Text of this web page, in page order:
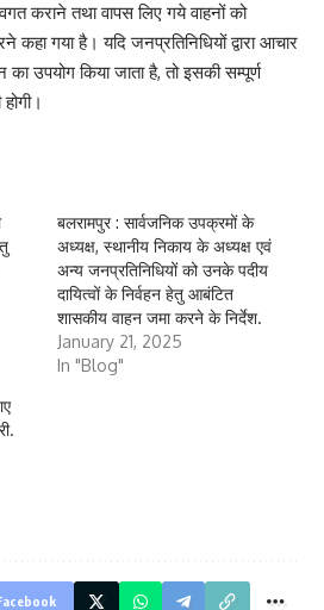
कराने तथा वापस लिए गये वाहनों को
कहा गया है। यदि जनप्रतिनिधियों द्वारा आचार
का उपयोग किया जाता है, तो इसकी सम्पूर्ण
बलरामपुर : सार्वजनिक उपक्रमों के
अध्यक्ष, स्थानीय निकाय के अध्यक्ष एवं
अन्य जनप्रतिनिधियों को उनके पदीय
दायित्वों के निर्वहन हेतु आबंटित
शासकीय वाहन जमा करने के निर्देश.
January 21, 2025
In "Blog"